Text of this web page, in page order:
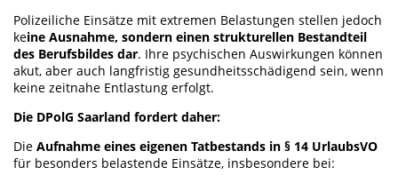
Polizeiliche Einsätze mit extremen Belastungen stellen jedoch
keine Ausnahme, sondern einen strukturellen Bestandteil
des Berufsbildes dar. Ihre psychischen Auswirkungen können
akut, aber auch langfristig gesundheitsschädigend sein, wenn
keine zeitnahe Entlastung erfolgt.
Die DPolG Saarland fordert daher:
Die Aufnahme eines eigenen Tatbestands in § 14 UrlaubsVO
für besonders belastende Einsätze, insbesondere bei: